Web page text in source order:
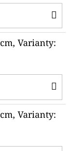
Varianty:
Varianty: